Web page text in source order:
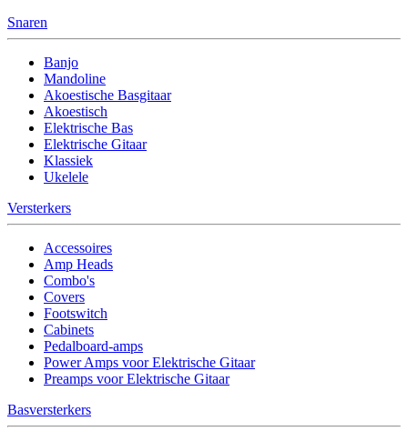
Snaren
Banjo
Mandoline
Akoestische Basgitaar
Akoestisch
Elektrische Bas
Elektrische Gitaar
Klassiek
Ukelele
Versterkers
Accessoires
Amp Heads
Combo's
Covers
Footswitch
Cabinets
Pedalboard-amps
Power Amps voor Elektrische Gitaar
Preamps voor Elektrische Gitaar
Basversterkers